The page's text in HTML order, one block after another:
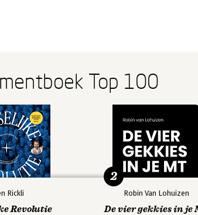
Top 100
Rickli
Revolutie
Robin Van Lohuizen
De vier gekkies in je
2